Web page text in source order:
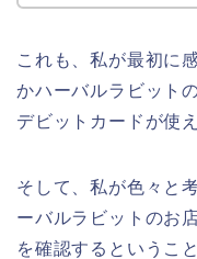
これも、私が最初に
かハーバルラビット
デビットカードが使
そして、私が色々と
ーバルラビットのお
を確認するというこ